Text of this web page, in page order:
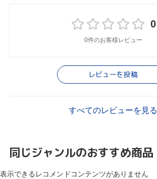
0
0件のお客様レビュー
レビューを投稿
すべてのレビューを見る
同じジャンルのおすすめ商品
表示できるレコメンドコンテンツがありません